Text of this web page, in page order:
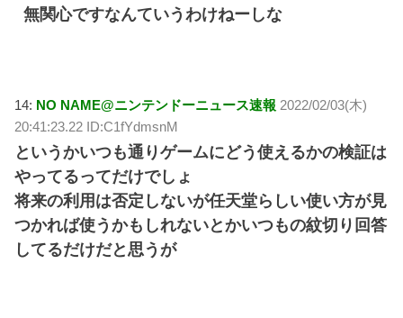
無関心ですなんていうわけねーしな
14: NO NAME@ニンテンドーニュース速報 2022/02/03(木)
20:41:23.22 ID:C1fYdmsnM
というかいつも通りゲームにどう使えるかの検証は
やってるってだけでしょ
将来の利用は否定しないが任天堂らしい使い方が見
つかれば使うかもしれないとかいつもの紋切り回答
してるだけだと思うが